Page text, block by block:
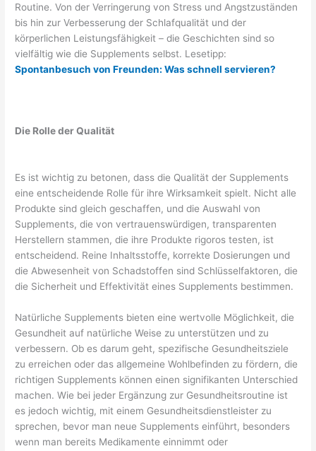
Routine. Von der Verringerung von Stress und Angstzuständen
bis hin zur Verbesserung der Schlafqualität und der
körperlichen Leistungsfähigkeit – die Geschichten sind so
vielfältig wie die Supplements selbst. Lesetipp:
Spontanbesuch von Freunden: Was schnell servieren?
Die Rolle der Qualität
Es ist wichtig zu betonen, dass die Qualität der Supplements
eine entscheidende Rolle für ihre Wirksamkeit spielt. Nicht alle
Produkte sind gleich geschaffen, und die Auswahl von
Supplements, die von vertrauenswürdigen, transparenten
Herstellern stammen, die ihre Produkte rigoros testen, ist
entscheidend. Reine Inhaltsstoffe, korrekte Dosierungen und
die Abwesenheit von Schadstoffen sind Schlüsselfaktoren, die
die Sicherheit und Effektivität eines Supplements bestimmen.
Natürliche Supplements bieten eine wertvolle Möglichkeit, die
Gesundheit auf natürliche Weise zu unterstützen und zu
verbessern. Ob es darum geht, spezifische Gesundheitsziele
zu erreichen oder das allgemeine Wohlbefinden zu fördern, die
richtigen Supplements können einen signifikanten Unterschied
machen. Wie bei jeder Ergänzung zur Gesundheitsroutine ist
es jedoch wichtig, mit einem Gesundheitsdienstleister zu
sprechen, bevor man neue Supplements einführt, besonders
wenn man bereits Medikamente einnimmt oder